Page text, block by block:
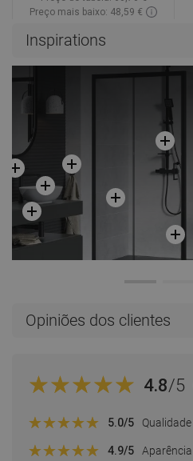
Preço mais baixo: 48,59 €
Inspirations
Opiniões dos clientes
4.8/5
5.0/5 Qualidade
4.9/5 Aparência